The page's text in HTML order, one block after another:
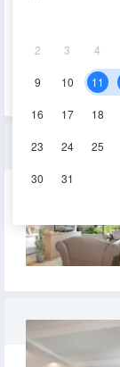
2 3 4
9 10 11
16 17 18
23 24 25
30 31